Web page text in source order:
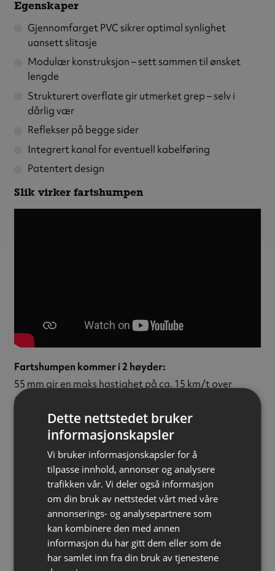
Egenskaper
Gjennomfarget PVC sikrer optimal synlighet
uansett slitasje
Modulær konstruksjon – sett sammen til ønsket
lengde
Strukturert overflate gir utmerket grep – selv i
dårlig vær
Reflekser på begge sider
Integrert kanal for eventuell kabelføring
Patentert design
Slik virker fartshumpen
Fartshumpen kommer i 2 høyder:
55 mm gir en maks hastighet på ca. 15 km/t over
fartshumpen.
75 mm gir en maks hastighet på ca. 5 km/t over
fartshumpen.
Forankring
Fartshumpen kan forankres med bolter, eller bolter og
skinner for ekstra styrke og holdbarhet. Forankring
med bolter tåler kjøretøy på opptil 26 tonn, forankring
med bolter og skinner tåler kjøretøy på opptil 44 tonn.
Pakketilbud er tilgjengelig for begge varianter:
Dette nettstedet bruker
informasjonskapsler
Vi bruker informasjonskapsler for å
tilpasse innhold, annonser og analysere
trafikken vår. Vi deler også informasjon
om din bruk av nettstedet vårt med våre
annonserings- og analysepartnere som
kan kombinere den med annen
informasjon du har gitt dem eller som de
har samlet inn fra din bruk av tjenestene